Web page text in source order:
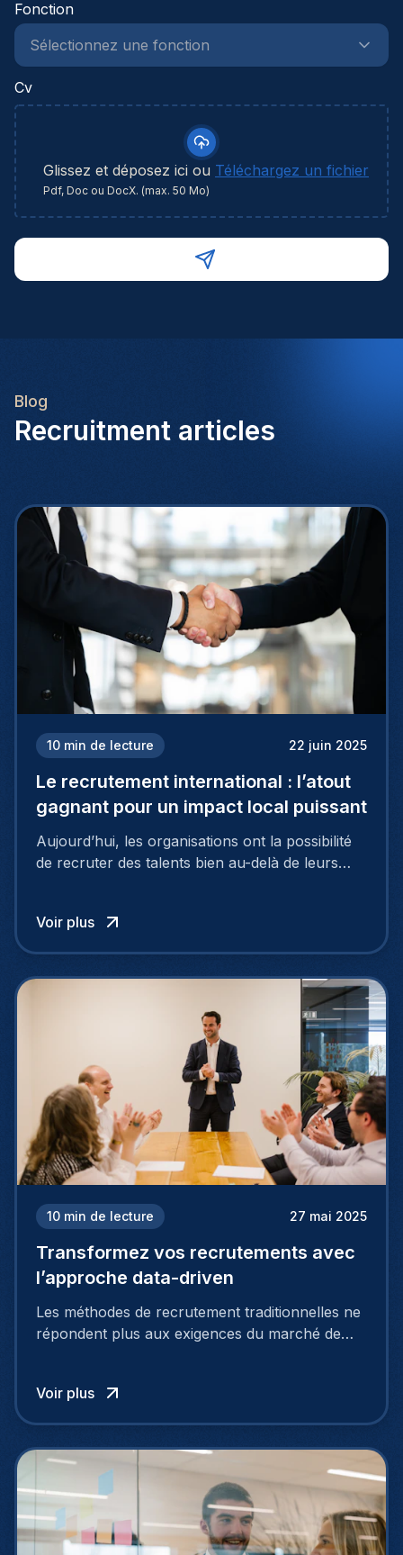
Fonction
Cv
Glissez et déposez ici ou Téléchargez un fichier
Pdf, Doc ou DocX. (max. 50 Mo)
Blog
Recruitment articles
10 min de lecture 22 juin 2025
Le recrutement international : l’atout
gagnant pour un impact local puissant
Aujourd’hui, les organisations ont la possibilité
de recruter des talents bien au-delà de leurs
recrutement international.
Voir plus
10 min de lecture 27 mai 2025
Transformez vos recrutements avec
l’approche data-driven
Les méthodes de recrutement traditionnelles ne
répondent plus aux exigences du marché de
entreprises doivent adopter des approches plus
intelligentes et stratégiques. C’est là que le
Voir plus